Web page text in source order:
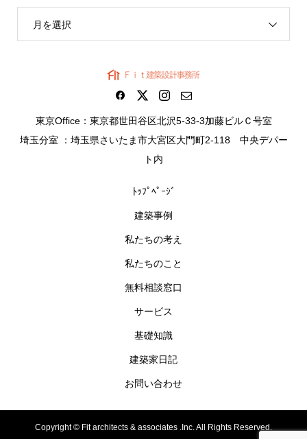
月を選択
東京Office：東京都世田谷区北沢5-33-3加藤ビルＣ号室
埼玉分室 ：埼玉県さいたま市大宮区大門町2-118 中央デパー
ト内
ﾄｯﾌﾟﾍﾟｰｼﾞ
建築事例
私たちの考え
私たちのこと
無料相談窓口
サービス
基礎知識
建築家日記
お問い合わせ
Copyright © Fit architects & associates .Inc. All Rights Reserved.